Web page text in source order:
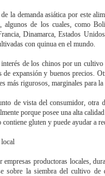
la demanda asiática por este
algunos de los cuales, como
Dinamarca, Estados
con quinua en el mundo.
de los chinos por un
de expansión y buenos precios.
más rigurosos, marginales para
de vista del consumidor, otra
porque posee una alta
contiene gluten y puede ayudar a
empresas productoras locales,
sobre la siembra del cultivo